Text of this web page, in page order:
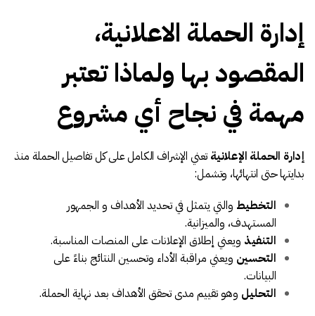
إدارة الحملة الاعلانية،
المقصود بها ولماذا تعتبر
مهمة في نجاح أي مشروع
إدارة الحملة الإعلانية تعني الإشراف الكامل على كل تفاصيل الحملة منذ
بدايتها حتى انتهائها، وتشمل:
التخطيط والتي يتمثل في تحديد الأهداف و الجمهور
المستهدف، والميزانية.
التنفيذ ويعني إطلاق الإعلانات على المنصات المناسبة.
التحسين ويعني مراقبة الأداء وتحسين النتائج بناءً على
البيانات.
التحليل وهو تقييم مدى تحقق الأهداف بعد نهاية الحملة.